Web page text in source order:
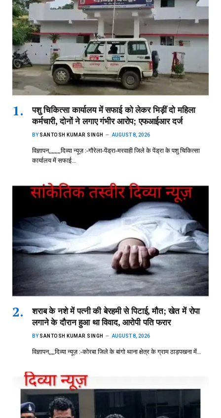
पशु चिकित्सा कार्यालय में सफाई को लेकर भिड़ीं दो महिला
कर्मचारी, दोनों ने लगाए गंभीर आरोप; एफआईआर दर्ज
BY SANTOSH KUMAR SINGH AUGUST 8, 2026
विज्ञापन,,,,,,,,दिव्या न्यूज़ :-गौरेला-पेंड्रा-मरवाही जिले के पेंड्रा के पशु चिकित्सा
कार्यालय में सफाई…
शराब के नशे में पत्नी की बेरहमी से पिटाई, मौत; खेत में रोपा
लगाने के दौरान हुआ था विवाद, आरोपी पति फरार
BY SANTOSH KUMAR SINGH AUGUST 8, 2026
विज्ञापन,,,,दिव्या न्यूज़ :-कोरबा जिले के बांगो थाना क्षेत्र के ग्राम ठाड़पखना में…